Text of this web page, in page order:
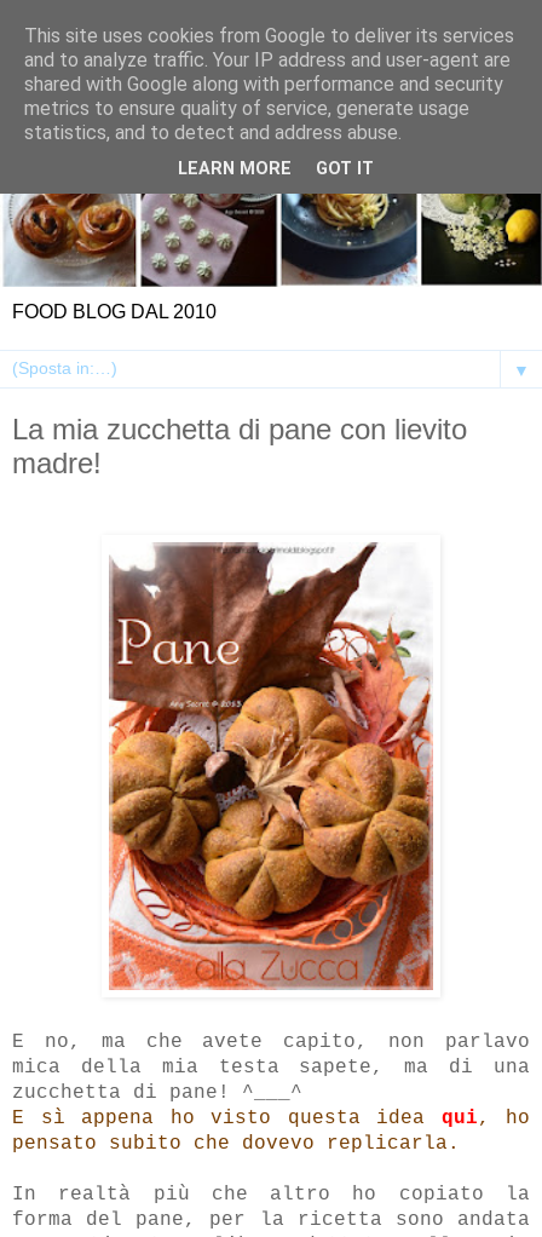
FOOD BLOG DAL 2010
▼
La mia zucchetta di pane con lievito
madre!
E no, ma che avete capito, non parlavo
mica della mia testa sapete, ma di una
zucchetta di pane! ^___^
E sì appena ho visto questa idea qui, ho
pensato subito che dovevo replicarla.
In realtà più che altro ho copiato la
forma del pane, per la ricetta sono andata
This site uses cookies from Google to deliver its services
and to analyze traffic. Your IP address and user-agent are
shared with Google along with performance and security
metrics to ensure quality of service, generate usage
statistics, and to detect and address abuse.
LEARN MORE GOT IT